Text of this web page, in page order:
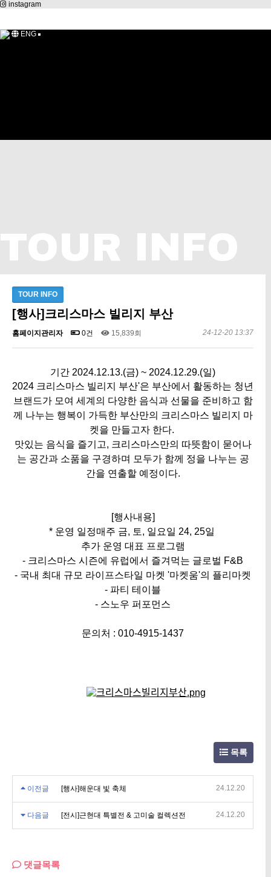
instagram
ENG
TOUR INFO
TOUR INFO
[행사]크리스마스 빌리지 부산
홈페이지관리자 0건 15,839회 24-12-20 13:37
기간 2024.12.13.(금) ~ 2024.12.29.(일)
2024 크리스마스 빌리지 부산'은 부산에서 활동하는 청년
브랜드가 모여 세계의 다양한 음식과 선물을 준비하고 함
께 나누는 행복이 가득한 부산만의 크리스마스 빌리지 마
켓을 만들고자 한다.
맛있는 음식을 즐기고, 크리스마스만의 따뜻함이 묻어나
는 공간과 소품을 구경하며 모두가 함께 정을 나누는 공
간을 연출할 예정이다.
[행사내용]
* 운영 일정매주 금, 토, 일요일 24, 25일
추가 운영 대표 프로그램
- 크리스마스 시즌에 유럽에서 즐겨먹는 글로벌 F&B
- 국내 최대 규모 라이프스타일 마켓 '마켓움'의 플리마켓
- 파티 테이블
- 스노우 퍼포먼스
문의처 : 010-4915-1437
목록
이전글 [행사]해운대 빛 축체 24.12.20
다음글 [전시]근현대 특별전 & 고미술 컬렉션전 24.12.20
댓글목록